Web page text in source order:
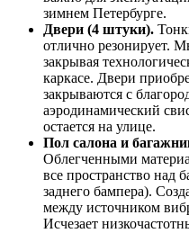
зимнем Петербурге.
Двери (4 штуки).
отлично резонирует.
закрывая
каркасе. Двери
закрываются с
аэродинамический
остается на улице.
Пол салона и
Облегченными
все пространство над
заднего бампера).
между источником
Исчезает